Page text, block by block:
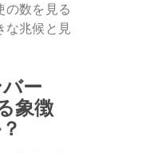
の数を見る
な兆候と見
ー
象徴